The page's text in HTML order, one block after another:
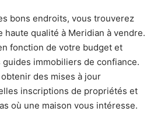
bons endroits, vous trouverez
haute qualité à Meridian à vendre.
fonction de votre budget et
immobiliers de confiance.
des mises à jour
inscriptions de propriétés et
où une maison vous intéresse.